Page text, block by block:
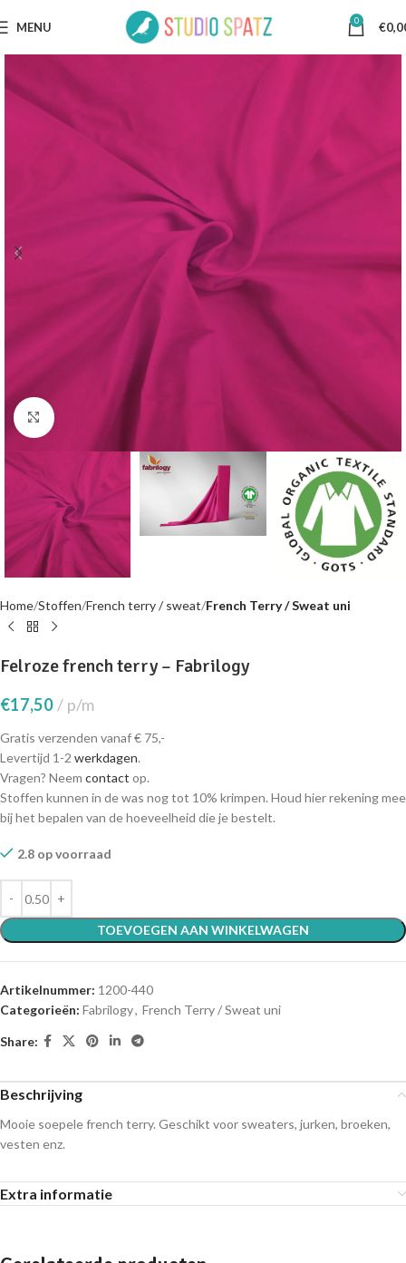
MENU 0 €
Click to enlarge
Home Stoffen French terry / sweat French Terry / Sweat uni
Felroze french terry – Fabrilogy
€17,50 p/m
Gratis verzenden vanaf € 75,-
Levertijd 1-2 werkdagen.
Vragen? Neem contact op.
Stoffen kunnen in de was nog tot 10% krimpen. Houd hier rekening mee
bij het bepalen van de hoeveelheid die je bestelt.
2.8 op voorraad
TOEVOEGEN AAN WINKELWAGEN
Artikelnummer: 1200-440
Categorieën: Fabrilogy, French Terry / Sweat uni
Share:
Beschrijving
Mooie soepele french terry. Geschikt voor sweaters, jurken, broeken,
vesten enz.
Extra informatie